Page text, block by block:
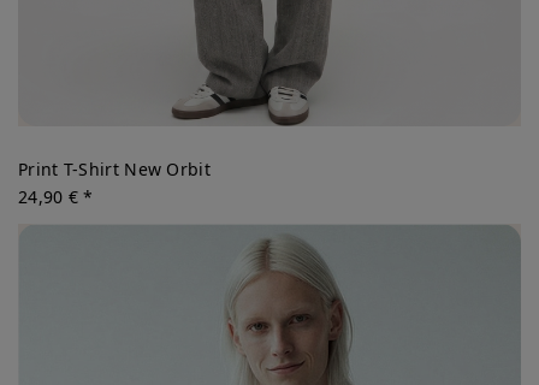
Print T-Shirt New Orbit
24,90 € *